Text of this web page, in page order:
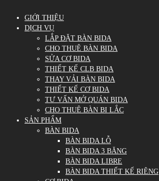
GIỚI THIỆU
DỊCH VỤ
LẮP ĐẶT BÀN BIDA
CHO THUÊ BÀN BIDA
SỬA CƠ BIDA
THIẾT KẾ CLB BIDA
THAY VẢI BÀN BIDA
THIẾT KẾ CƠ BIDA
TƯ VẤN MỞ QUÁN BIDA
CHO THUÊ BÀN BI LẮC
SẢN PHẨM
BÀN BIDA
BÀN BIDA LỖ
BÀN BIDA 3 BĂNG
BÀN BIDA LIBRE
BÀN BIDA THIẾT KẾ RIÊNG